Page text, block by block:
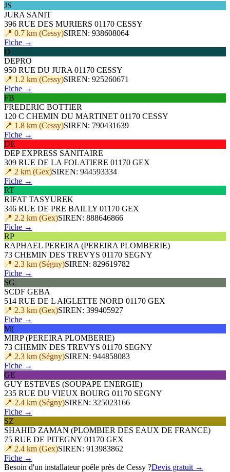
JS
JURA SANIT
396 RUE DES MURIERS 01170 CESSY
📍 0.7 km (Cessy)SIREN: 938608064
Fiche →
D
DEPRO
950 RUE DU JURA 01170 CESSY
📍 1.2 km (Cessy)SIREN: 925260671
Fiche →
FB
FREDERIC BOTTIER
120 C CHEMIN DU MARTINET 01170 CESSY
📍 1.8 km (Cessy)SIREN: 790431639
Fiche →
DE
DEP EXPRESS SANITAIRE
309 RUE DE LA FOLATIERE 01170 GEX
📍 2 km (Gex)SIREN: 944593334
Fiche →
RT
RIFAT TASYUREK
346 RUE DE PRE BAILLY 01170 GEX
📍 2.2 km (Gex)SIREN: 888646866
Fiche →
RP
RAPHAEL PEREIRA (PEREIRA PLOMBERIE)
73 CHEMIN DES TREVYS 01170 SEGNY
📍 2.3 km (Ségny)SIREN: 829619782
Fiche →
SG
SCDF GEBA
514 RUE DE L AIGLETTE NORD 01170 GEX
📍 2.3 km (Gex)SIREN: 399405927
Fiche →
M(
MIRP (PEREIRA PLOMBERIE)
73 CHEMIN DES TREVYS 01170 SEGNY
📍 2.3 km (Ségny)SIREN: 944858083
Fiche →
GE
GUY ESTEVES (SOUPAPE ENERGIE)
235 RUE DU VIEUX BOURG 01170 SEGNY
📍 2.4 km (Ségny)SIREN: 325023166
Fiche →
SZ
SHAHID ZAMAN (PLOMBIER DES EAUX DE FRANCE)
75 RUE DE PITEGNY 01170 GEX
📍 2.4 km (Gex)SIREN: 913983862
Fiche →
Besoin d'un installateur poêle près de Cessy ?Devis gratuit →